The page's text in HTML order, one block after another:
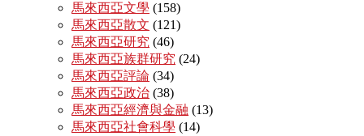
馬來西亞文學 (158)
馬來西亞散文 (121)
馬來西亞研究 (46)
馬來西亞族群研究 (24)
馬來西亞評論 (34)
馬來西亞政治 (38)
馬來西亞經濟與金融 (13)
馬來西亞社會科學 (14)